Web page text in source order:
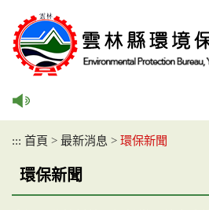
::: 首頁 > 最新消息 > 環保新聞
環保新聞